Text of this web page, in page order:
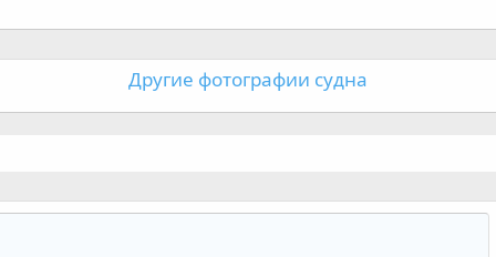
Другие фотографии судна